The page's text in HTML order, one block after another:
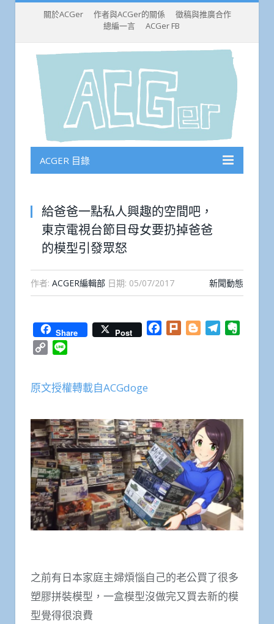
關於ACGer 作者與ACGer的關係
徵稿與推廣合作
總編一言
ACGer FB
ACGER 目錄
給爸爸一點私人興趣的空間吧，
東京電視台節目母女要扔掉爸爸
的模型引發眾怒
作者: ACGER編輯部 日期: 05/07/2017 新聞動態
Share Post Facebook
Plurk BloggerTelegram
Copy
原文授權轉載自ACGdoge
之前有日本家庭主婦煩惱自己的老公買了很多
塑膠拼裝模型，一盒模型沒做完又買去新的模
型覺得很浪費